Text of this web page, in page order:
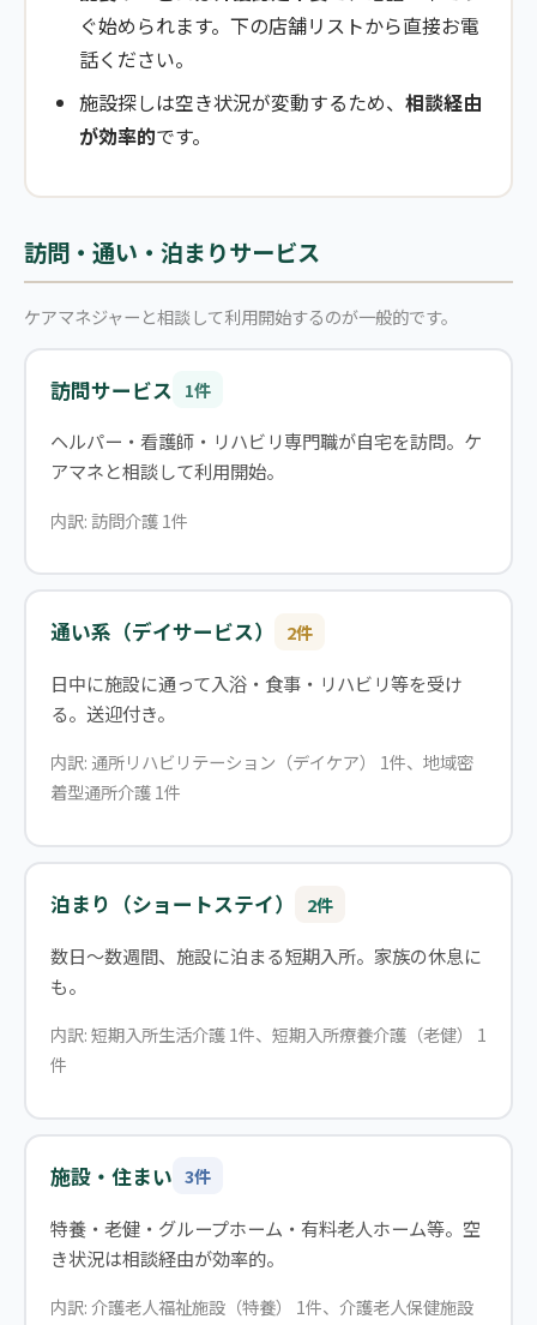
ぐ始められます。下の店舗リストから直接お電
話ください。
施設探しは空き状況が変動するため、 相談経由
が効率的です。
訪問・通い・泊まりサービス
ケアマネジャーと相談して利用開始するのが一般的です。
訪問サービス 1件
ヘルパー・看護師・リハビリ専門職が自宅を訪問。ケ
アマネと相談して利用開始。
内訳: 訪問介護 1件
通い系（デイサービス） 2件
日中に施設に通って入浴・食事・リハビリ等を受け
る。送迎付き。
内訳: 通所リハビリテーション（デイケア） 1件、地域密
着型通所介護 1件
泊まり（ショートステイ） 2件
数日〜数週間、施設に泊まる短期入所。家族の休息に
も。
内訳: 短期入所生活介護 1件、短期入所療養介護（老健） 1
件
施設・住まい 3件
特養・老健・グループホーム・有料老人ホーム等。空
き状況は相談経由が効率的。
内訳: 介護老人福祉施設（特養） 1件、介護老人保健施設